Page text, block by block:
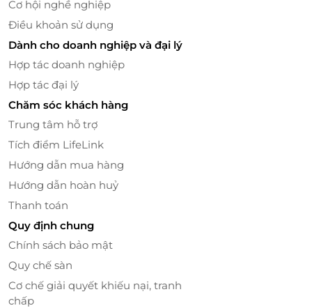
LifeLink – Nền tảng đặt dịch vụ tiện lợi,
ưu đãi hấp dẫn
Đặt dịch vụ tiện lợi – Trải nghiệm mua sắm
thông minh
LifeLinklà nền tảng tích hợp nhiều ưu đãi, giúp bạn
dễ dàng tiếp cận các dịch vụ cao cấp với mức giá ưu
tiện lợi, nhận ngay
ẩm thực tại những địa điểm sang trọng như
Nikusho.
Cơ hội nghề nghiệp
Điều khoản sử dụng
Dành cho doanh nghiệp và đại lý
Hợp tác doanh nghiệp
Hợp tác đại lý
Chăm sóc khách hàng
Trung tâm hỗ trợ
Tích điểm LifeLink
Hướng dẫn mua hàng
Hướng dẫn hoàn huỷ
Thanh toán
Quy định chung
Chính sách bảo mật
Quy chế sàn
Cơ chế giải quyết khiếu nại, tranh
chấp